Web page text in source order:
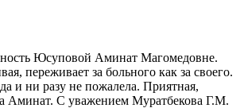
Юсуповой Аминат Магомедовне.
переживает за больного как за своего.
и ни разу не пожалела. Приятная,
Аминат. С уважением Муратбекова Г.М.